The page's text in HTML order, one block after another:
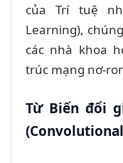
của Trí tuệ
Learning),
các nhà khoa
trúc mạng nơ-
Từ Biến đổi